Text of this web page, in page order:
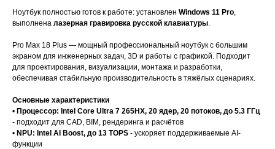
Ноутбук полностью готов к работе: установлен Windows 11 Pro,
выполнена лазерная гравировка русской клавиатуры.
Pro Max 18 Plus — мощный профессиональный ноутбук с большим
экраном для инженерных задач, 3D и работы с графикой. Подходит
для проектирования, визуализации, монтажа и разработки,
обеспечивая стабильную производительность в тяжёлых сценариях.
Основные характеристики
• Процессор: Intel Core Ultra 7 265HX, 20 ядер, 20 потоков, до 5.3 ГГц
- подходит для CAD, BIM, рендеринга и расчётов
• NPU: Intel AI Boost, до 13 TOPS - ускоряет поддерживаемые AI-
функции